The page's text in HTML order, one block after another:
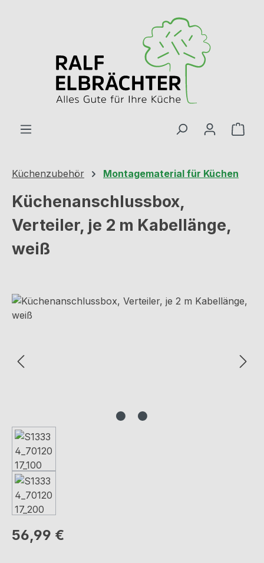
Küchenzubehör Montagematerial für Küchen
Küchenanschlussbox,
Verteiler, je 2 m Kabellänge,
weiß
Bildergalerie überspringen
Regulärer Preis:
56,99 €